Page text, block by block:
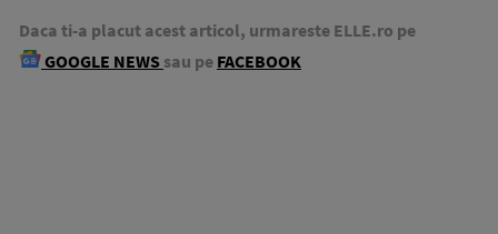
Daca ti-a placut acest articol, urmareste ELLE.ro pe
GOOGLE NEWS sau pe FACEBOOK